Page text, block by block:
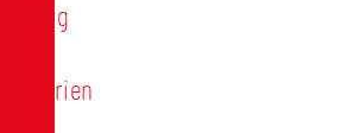
Satzung
Regularien